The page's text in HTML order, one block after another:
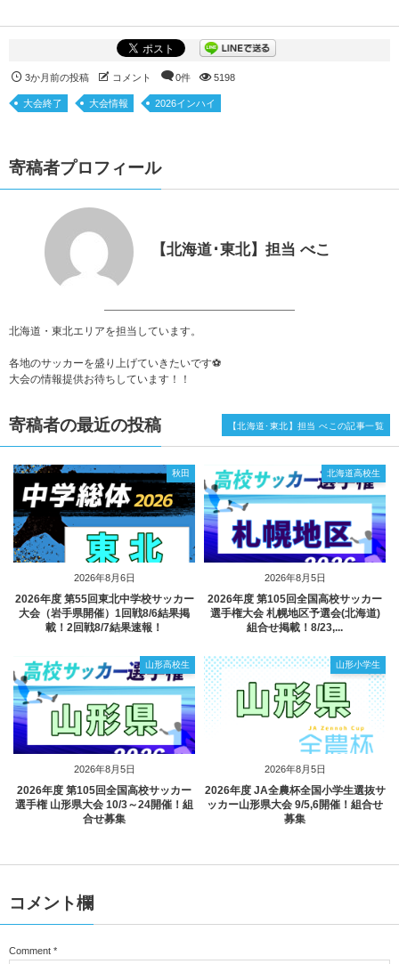
3か月前の投稿 コメント 0件 5198
大会終了 大会情報 2026インハイ
寄稿者プロフィール
【北海道･東北】担当 べこ
北海道・東北エリアを担当しています。
各地のサッカーを盛り上げていきたいです⚽
大会の情報提供お待ちしています！！
寄稿者の最近の投稿
2026年8月6日
秋田
2026年度 第55回東北中学校サッカー
大会（岩手県開催）1回戦8/6結果掲
載！2回戦8/7結果速報！
2026年8月5日
北海道高校生
2026年度 第105回全国高校サッカー
選手権大会 札幌地区予選会(北海道)
組合せ掲載！8/23,...
2026年8月5日
山形高校生
2026年度 第105回全国高校サッカー
選手権 山形県大会 10/3～24開催！組
合せ募集
2026年8月5日
山形小学生
2026年度 JA全農杯全国小学生選抜サ
ッカー山形県大会 9/5,6開催！組合せ
募集
【北海道･東北】担当 べこの記事一覧
コメント欄
Comment *